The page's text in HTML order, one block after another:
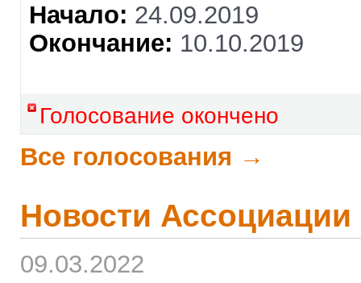
Начало: 24.09.2019
Окончание: 10.10.2019
Голосование окончено
Все голосования →
Новости
09.03.2022